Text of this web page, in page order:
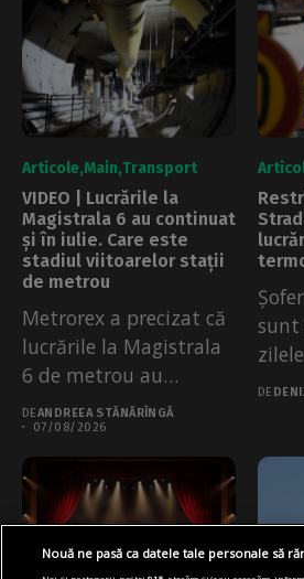
Articole Main Transport
VIDEO | Lucrările la
Magistrala 6 au continuat
și în iulie. Care este
stadiul viitoarelor stații
de metrou
Metrorex a precizat că
lucrările la Magistrala
6 de metrou au
continuat...
DEANDREEA STĂNĂRÎNGĂ
07/08/2026
sunt
DE
Nouă ne pasă ca datele tale personale să